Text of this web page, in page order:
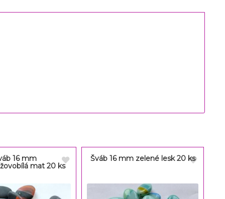
16 mm
mat 20 ks
Šváb 16 mm zelené lesk 20 ks